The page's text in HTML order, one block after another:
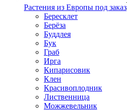
Растения из Европы под заказ
Бересклет
Берёза
Буддлея
Бук
Граб
Ирга
Кипарисовик
Клен
Красивоплодник
Лиственница
Можжевельник